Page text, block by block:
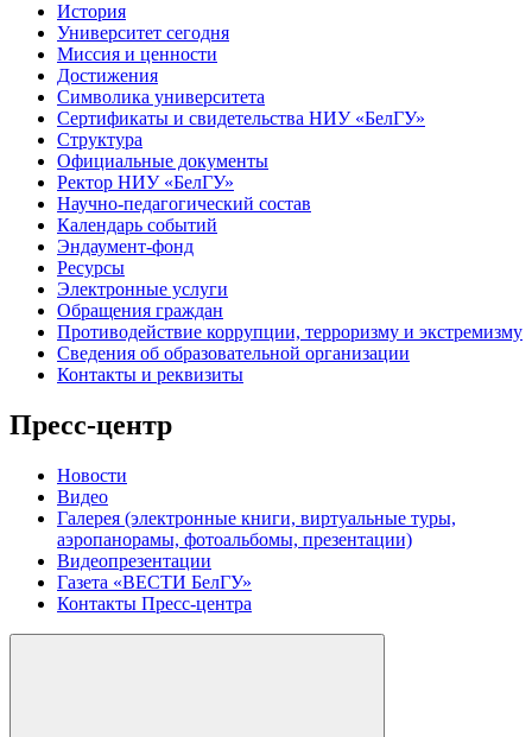
История
Университет сегодня
Миссия и ценности
Достижения
Символика университета
Сертификаты и свидетельства НИУ «БелГУ»
Структура
Официальные документы
Ректор НИУ «БелГУ»
Научно-педагогический состав
Календарь событий
Эндаумент-фонд
Ресурсы
Электронные услуги
Обращения граждан
Противодействие коррупции, терроризму и экстремизму
Сведения об образовательной организации
Контакты и реквизиты
Пресс-центр
Новости
Видео
Галерея (электронные книги, виртуальные туры,
аэропанорамы, фотоальбомы, презентации)
Видеопрезентации
Газета «ВЕСТИ БелГУ»
Контакты Пресс-центра